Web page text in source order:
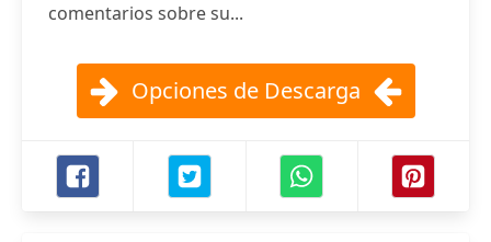
comentarios sobre su...
Opciones de Descarga